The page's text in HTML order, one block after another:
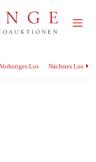
Vorheriges Los Nächstes Los